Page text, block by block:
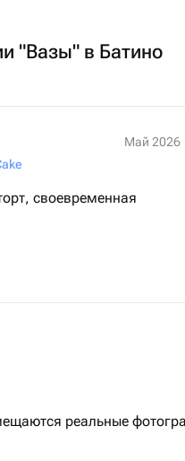
"Вазы" в Батино
Май 2026
своевременная
реальные